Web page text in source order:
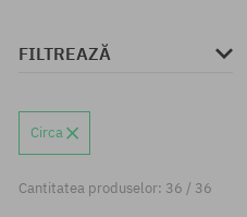
FILTREAZĂ
Circa
Cantitatea produselor: 36 / 36